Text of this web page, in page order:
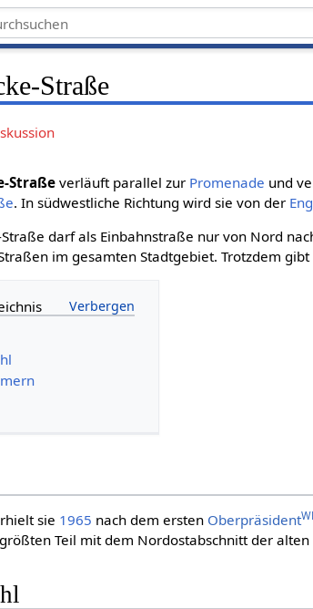
Straße
Straße verläuft parallel zur Promenade und
. In südwestliche Richtung wird sie von der
darf als Einbahnstraße nur von Nord
im gesamten Stadtgebiet. Trotzdem
sie 1965 nach dem ersten Oberpräsident
Teil mit dem Nordostabschnitt der alten